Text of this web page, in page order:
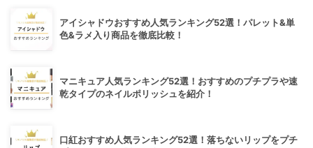
アイシャドウおすすめ人気ランキング52選！パレット&単
色&ラメ入り商品を徹底比較！
マニキュア人気ランキング52選！おすすめのプチプラや速
乾タイプのネイルポリッシュを紹介！
口紅おすすめ人気ランキング52選！落ちないリップをプチ